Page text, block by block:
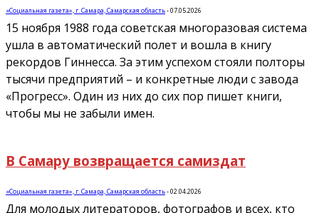
«Социальная газета», г. Самара, Самарская область-07.05.2026
15 ноября 1988 года советская многоразовая система
ушла в автоматический полет и вошла в книгу
рекордов Гиннесса. За этим успехом стояли полторы
тысячи предприятий – и конкретные люди с завода
«Прогресс». Один из них до сих пор пишет книги,
чтобы мы не забыли имен.
В Самару возвращается самиздат
«Социальная газета», г. Самара, Самарская область-02.04.2026
Для молодых литераторов, фотографов и всех, кто